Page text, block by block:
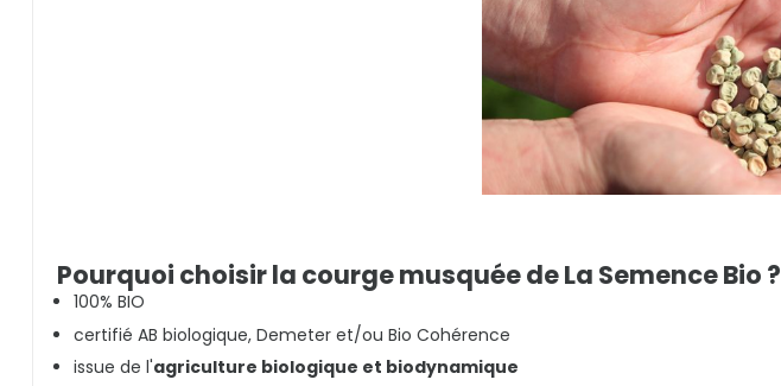
Pourquoi choisir la courge musquée de La Semence Bio ?
100% BIO
certifié AB biologique, Demeter et/ou Bio Cohérence
issue de l'agriculture biologique et biodynamique